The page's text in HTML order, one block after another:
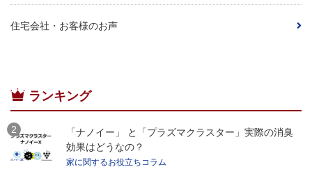
住宅会社・お客様のお声
ランキング
「ナノイー」 と「プラズマクラスター」実際の消臭
効果はどうなの？
家に関するお役立ちコラム